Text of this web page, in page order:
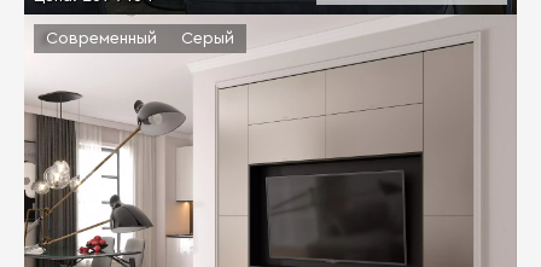
Современный Серый